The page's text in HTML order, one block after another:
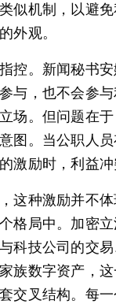
似机制，以避
外观。
控。新闻秘书安
与，也不会参
场。但问题在
图。当公职人
激励时，利益冲
这种激励并不
格局中。加密
科技公司的交
族数字资产，
交叉结构。每